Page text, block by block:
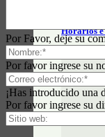
Horarios e
Por Favor, deje su
Por favor ingrese su
¡Has introducido una
Por favor ingrese su